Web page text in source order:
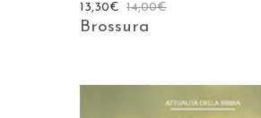
14,00€
13,30€
Brossura